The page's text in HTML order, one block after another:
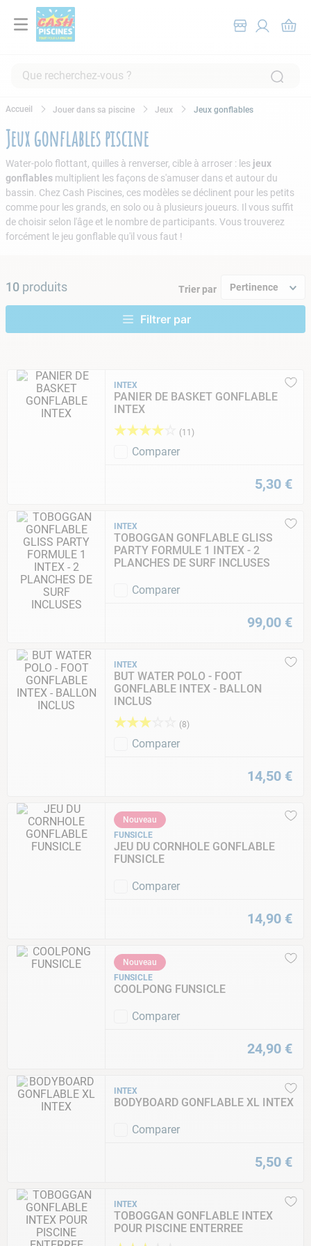
Que recherchez-vous ?
Jouer dans sa piscine Jeux Jeux gonflables
Jeux gonflables piscine
Water-polo flottant, quilles à renverser, cible à arroser : les jeux
gonflables multiplient les façons de s'amuser dans et autour du
bassin. Chez Cash Piscines, ces modèles se déclinent pour les petits
comme pour les grands, en solo ou à plusieurs joueurs. Il vous suffit
de choisir selon l'âge et le nombre de participants. Vous trouverez
forcément le jeu gonflable qu'il vous faut !
10 produits Trier par Pertinence
INTEX
PANIER DE BASKET GONFLABLE
INTEX
★★★★ (11 )
Comparer
5,30 €
INTEX
TOBOGGAN GONFLABLE GLISS
PARTY FORMULE 1 INTEX - 2
PLANCHES DE SURF INCLUSES
Comparer
99,00 €
INTEX
BUT WATER POLO - FOOT
GONFLABLE INTEX - BALLON
INCLUS
★★★ (8)
Comparer
14,50 €
Nouveau
FUNSICLE
JEU DU CORNHOLE GONFLABLE
FUNSICLE
Comparer
14,90 €
Nouveau
FUNSICLE
COOLPONG FUNSICLE
Comparer
24,90 €
INTEX
BODYBOARD GONFLABLE XL INTEX
Comparer
5,50 €
INTEX
TOBOGGAN GONFLABLE INTEX
POUR PISCINE ENTERREE
2 .
piscine hors sol
robot piscine
4.
aspirateur
5.
chlore
tuyau
8.